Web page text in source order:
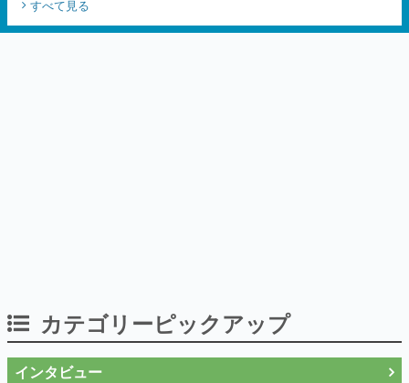
すべて見る
カテゴリーピックアップ
インタビュー